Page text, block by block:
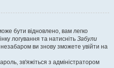
бути відновлено, вам легко
логування та натисніть Забули
незабаром ви знову зможете увійти на
зв'яжіться з адміністратором